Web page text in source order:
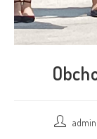
admin